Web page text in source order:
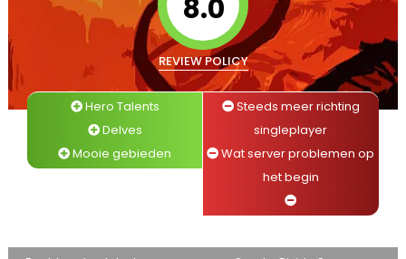
8.0
REVIEW POLICY
Hero Talents
Delves
Mooie gebieden
Steeds meer richting
singleplayer
Wat server problemen op
het begin